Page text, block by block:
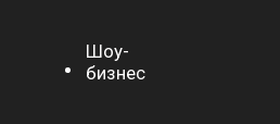
Шоу-
бизнес